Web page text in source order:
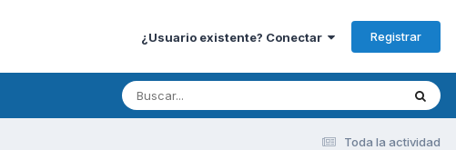
¿Usuario existente? Conectar Registrar
Toda la actividad